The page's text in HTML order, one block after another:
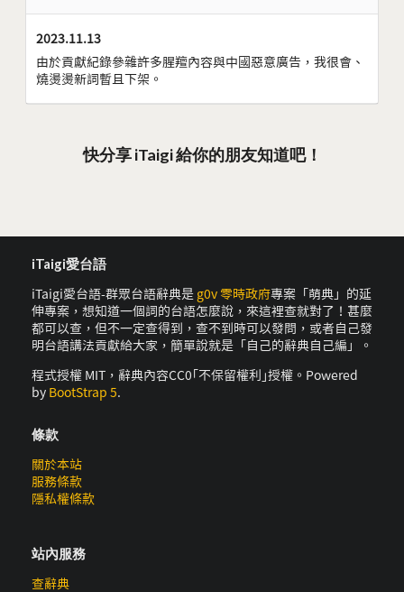
2023.11.13
由於貢獻紀錄參雜許多腥羶內容與中國惡意廣告，我很會、
燒燙燙新詞暫且下架。
快分享 iTaigi 給你的朋友知道吧！
iTaigi愛台語
iTaigi愛台語-群眾台語辭典是 g0v 零時政府專案「萌典」的延
伸專案，想知道一個詞的台語怎麼說，來這裡查就對了！甚麼
都可以查，但不一定查得到，查不到時可以發問，或者自己發
明台語講法貢獻給大家，簡單說就是「自己的辭典自己編」。
程式授權 MIT，辭典內容CC0｢不保留權利｣授權。Powered
by BootStrap 5.
條款
關於本站
服務條款
隱私權條款
站內服務
查辭典